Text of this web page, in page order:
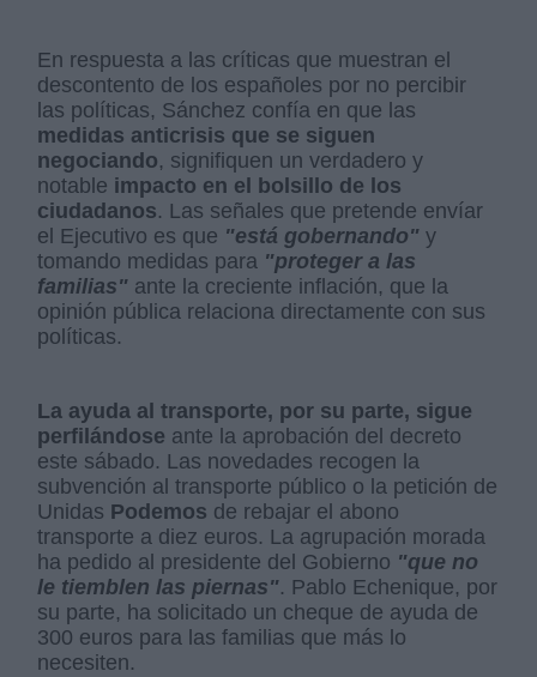
En respuesta a las críticas que muestran el
descontento de los españoles por no percibir
las políticas, Sánchez confía en que las
medidas anticrisis que se siguen
negociando, signifiquen un verdadero y
notable impacto en el bolsillo de los
ciudadanos. Las señales que pretende envíar
el Ejecutivo es que "está gobernando" y
tomando medidas para "proteger a las
familias" ante la creciente inflación, que la
opinión pública relaciona directamente con sus
políticas.
La ayuda al transporte, por su parte, sigue
perfilándose ante la aprobación del decreto
este sábado. Las novedades recogen la
subvención al transporte público o la petición de
Unidas Podemos de rebajar el abono
transporte a diez euros. La agrupación morada
ha pedido al presidente del Gobierno "que no
le tiemblen las piernas". Pablo Echenique, por
su parte, ha solicitado un cheque de ayuda de
300 euros para las familias que más lo
necesiten.